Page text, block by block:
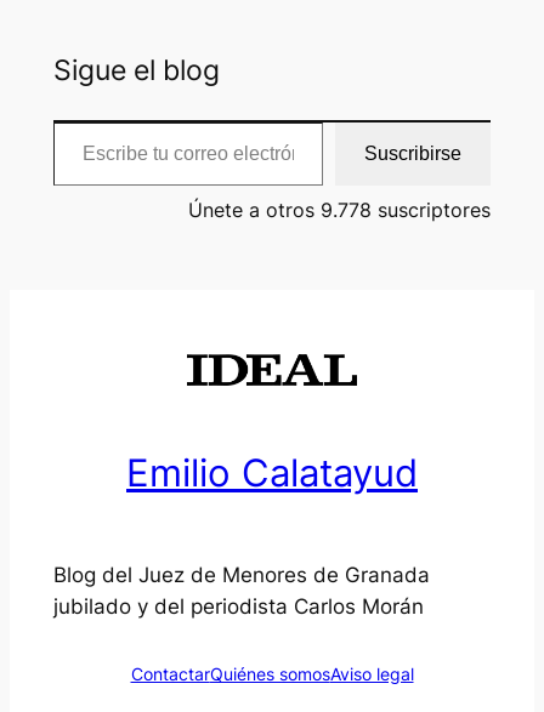
Sigue el blog
Escribe tu correo electrónico…
Suscribirse
Únete a otros 9.778 suscriptores
Emilio Calatayud
Blog del Juez de Menores de Granada
jubilado y del periodista Carlos Morán
ContactarQuiénes somosAviso legal